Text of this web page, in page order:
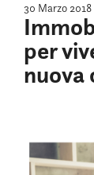
30 Marzo 2018
per
nuova